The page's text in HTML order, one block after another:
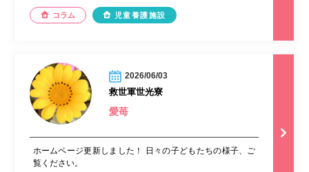
コラム 児童養護施設
2026/06/03
救世軍世光寮
愛苺
ホームページ更新しました！ 日々の子どもたちの様子、ご
覧ください。